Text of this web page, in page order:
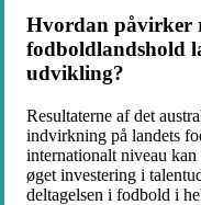
Hvordan påvirker
fodboldlandshold
udvikling?
Resultaterne af det
indvirkning på landets
internationalt niveau
øget investering i
deltagelsen i fodbold i